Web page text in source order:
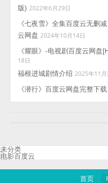
版) 2022年6月29日
《七夜雪》全集百度云无删
云网盘 2024年10月14日
《耀眼》-电视剧百度云网盘
18日
福根进城剧情介绍 2025年11月
《潜行》百度云网盘完整下载
未分类
电影百度云
首页